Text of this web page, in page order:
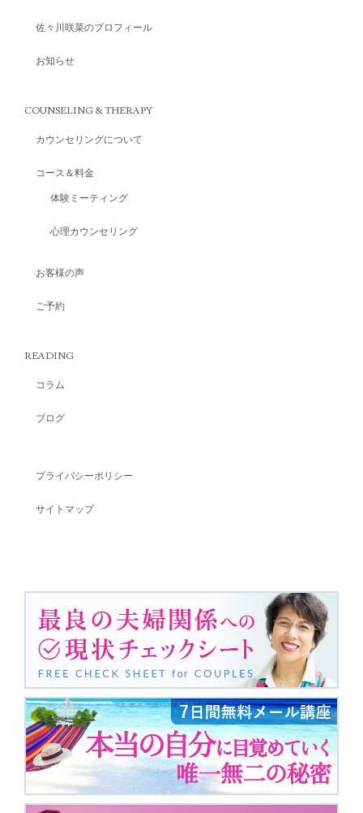
佐々川咲菜のプロフィール
お知らせ
COUNSELING & THERAPY
カウンセリングについて
コース＆料金
体験ミーティング
心理カウンセリング
お客様の声
ご予約
READING
コラム
ブログ
プライバシーポリシー
サイトマップ